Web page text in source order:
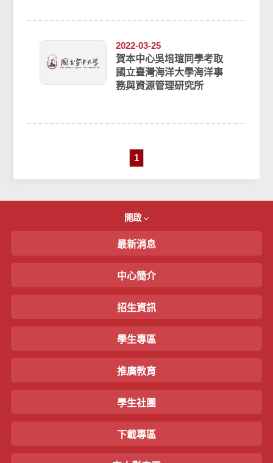
2022-03-25
賀本中心吳培瑄同學考取
國立臺灣海洋大學海洋事
務與資源管理研究所
1
開啟
最新消息
中心簡介
招生資訊
學生專區
推廣教育
學生社團
下載專區